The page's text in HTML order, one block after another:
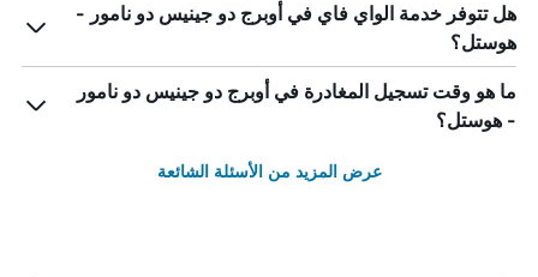
هل تتوفر خدمة الواي فاي في أوبرج دو جينيس دو نامور -
هوستل؟
ما هو وقت تسجيل المغادرة في أوبرج دو جينيس دو نامور
- هوستل؟
عرض المزيد من الأسئلة الشائعة